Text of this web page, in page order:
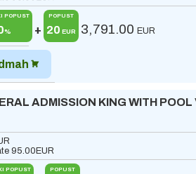
POPUST
% +
POPUST
20 EUR 3,791.00 EUR
ADMISSION KING WITH POOL
95.00EUR
POPUST POPUST